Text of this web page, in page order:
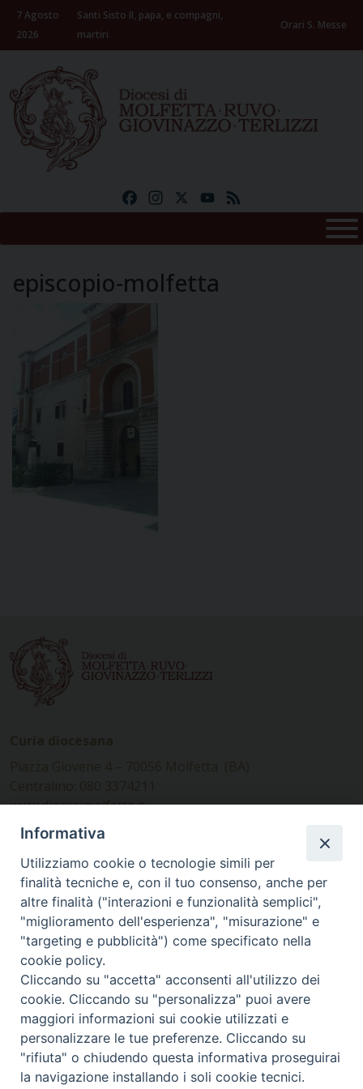
Skip
content
7 Agosto
2026
Santi Sisto II, papa, e compagni,
martiri
Orari S. Messe
FacebookInstagramYouTube
episcopio-molfetta
www.diocesimolfetta.it –
diocesimolfetta@pec.chiesacattolica.it
Ufficio Comunicazioni sociali
Piazza Giovene 4 – 70056 Molfetta (BA)
comunicazionisociali@diocesimolfetta.it
SEGUICI SU
Facebook
Instagram
X YouTube
Feed
Privacy Policy - trasparenza
Informativa
Utilizziamo cookie o tecnologie simili per
finalità tecniche e, con il tuo consenso, anche per
altre finalità ("interazioni e funzionalità semplici",
"miglioramento dell'esperienza", "misurazione" e
"targeting e pubblicità") come specificato nella
cookie policy.
Cliccando su "accetta" acconsenti all'utilizzo dei
cookie. Cliccando su "personalizza" puoi avere
maggiori informazioni sui cookie utilizzati e
personalizzare le tue preferenze. Cliccando su
"rifiuta" o chiudendo questa informativa proseguirai
la navigazione installando i soli cookie tecnici.